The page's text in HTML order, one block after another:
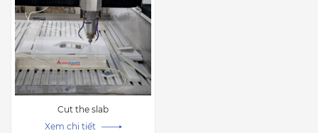
Cut the slab
Xem chi tiết